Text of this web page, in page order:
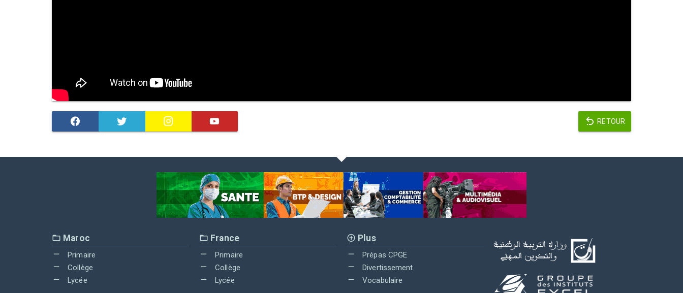
RETOUR
Maroc
Primaire
Collège
Lycée
France
Primaire
Collège
Lycée
Plus
Prépas CPGE
Divertissement
Vocabulaire